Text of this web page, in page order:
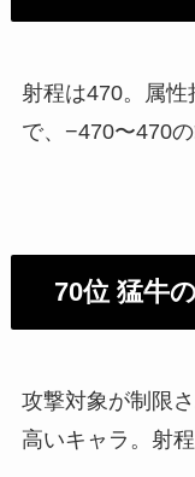
射程は470。属性
で、−470〜470
70位 猛牛
攻撃対象が制限
高いキャラ。射程